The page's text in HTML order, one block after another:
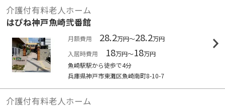
介護付有料老人ホーム
はぴね神戸魚崎弐番館
月額費用 28.2万円～28.2万円
入居時費用
18万円～18万円
魚崎駅駅から徒歩で4分
兵庫県神戸市東灘区魚崎南町8-10-7
介護付有料老人ホーム